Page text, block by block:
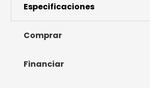
Especificaciones
Comprar
Financiar